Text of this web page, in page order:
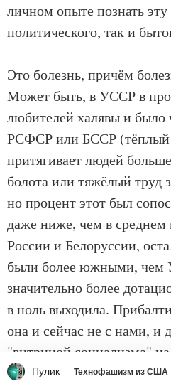
Пулик Технофашизм из США
личном опыте познать
политического, так и
Это болезнь, причём
Может быть, в УССР в
любителей халявы и было
РСФСР или БССР (тёплый
притягивает людей
болота или тяжёлый труд
но процент этот был
даже ниже, чем в
России и Белоруссии,
были более южными, чем
значительно более
в ноль выходила.
она и сейчас не с нами, и
"витриной социализма"